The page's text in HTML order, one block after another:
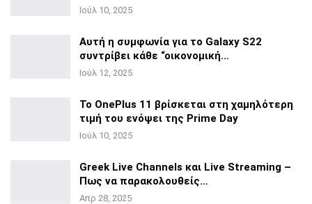
Ιούλ 10, 2025
Αυτή η συμφωνία για το Galaxy S22
συντρίβει κάθε “οικονομική…
Ιούλ 12, 2025
Το OnePlus 11 βρίσκεται στη χαμηλότερη
τιμή του ενόψει της Prime Day
Ιούλ 10, 2025
Greek Live Channels και Live Streaming –
Πως να παρακολουθείς…
Απρ 28, 2025